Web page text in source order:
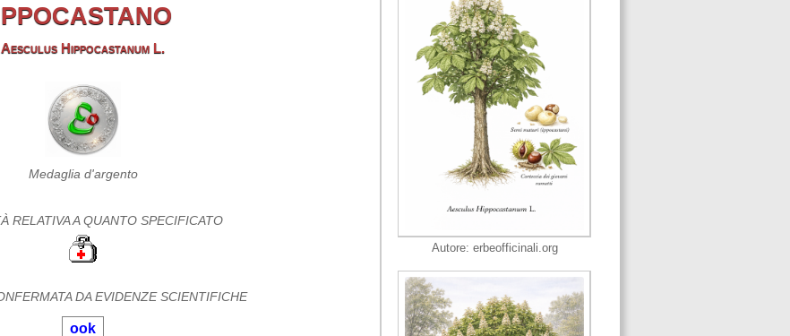
Aesculus Hippocastanum L.
Medaglia d'argento
RELATIVA A QUANTO SPECIFICATO
DA EVIDENZE SCIENTIFICHE
ook
Autore: erbeofficinali.org